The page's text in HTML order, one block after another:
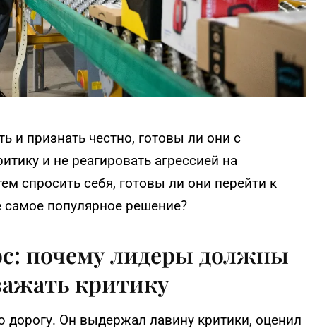
и признать честно, готовы ли они с
и не реагировать агрессией на
спросить себя, готовы ли они перейти к
популярное решение?
почему лидеры должны
критику
дорогу. Он выдержал лавину критики, оценил